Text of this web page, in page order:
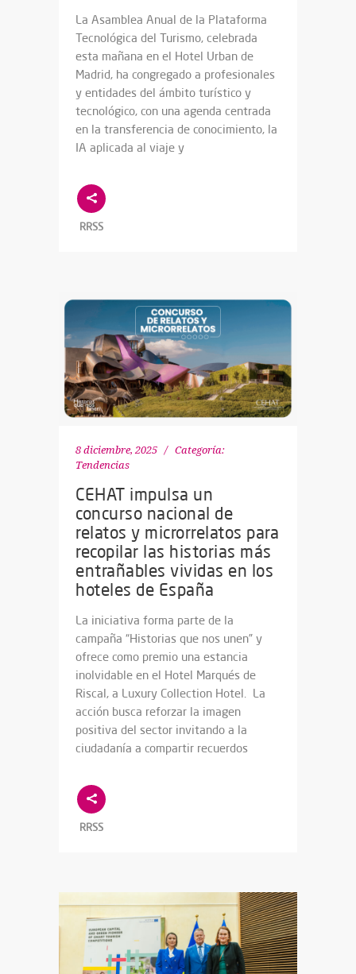
La Asamblea Anual de la Plataforma
Tecnológica del Turismo, celebrada
esta mañana en el Hotel Urban de
Madrid, ha congregado a profesionales
y entidades del ámbito turístico y
tecnológico, con una agenda centrada
en la transferencia de conocimiento, la
IA aplicada al viaje y
RRSS
8 diciembre, 2025
Categoría:
Tendencias
CEHAT impulsa un
concurso nacional de
relatos y microrrelatos para
recopilar las historias más
entrañables vividas en los
hoteles de España
La iniciativa forma parte de la
campaña “Historias que nos unen” y
ofrece como premio una estancia
inolvidable en el Hotel Marqués de
Riscal, a Luxury Collection Hotel. La
acción busca reforzar la imagen
positiva del sector invitando a la
ciudadanía a compartir recuerdos
RRSS